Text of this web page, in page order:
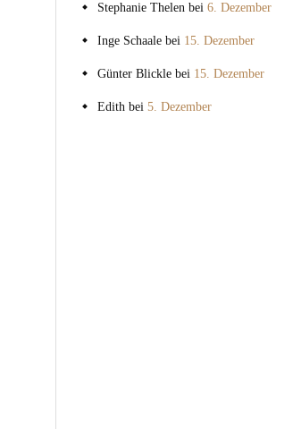
Stephanie Thelen bei 6. Dezember
Inge Schaale bei 15. Dezember
Günter Blickle bei 15. Dezember
Edith bei 5. Dezember